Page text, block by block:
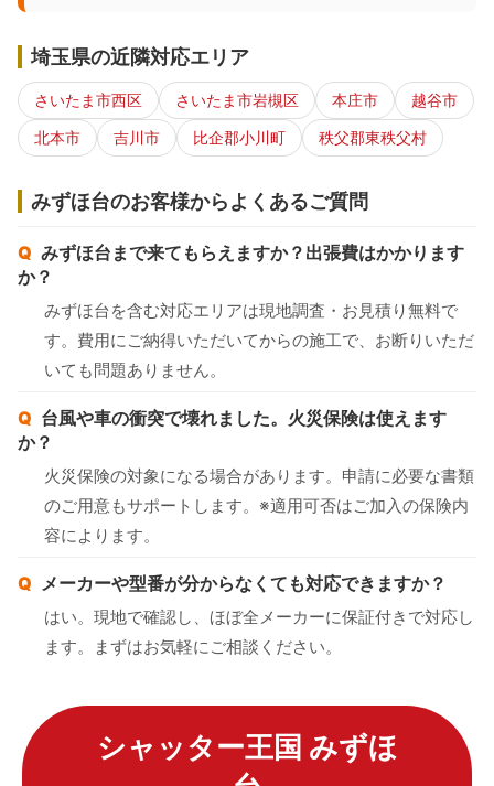
埼玉県の近隣対応エリア
さいたま市西区 さいたま市岩槻区 本庄市
越谷市
北本市
吉川市 比企郡小川町 秩父郡東秩父村
みずほ台のお客様からよくあるご質問
みずほ台まで来てもらえますか？出張費はかかります
か？
みずほ台を含む対応エリアは現地調査・お見積り無料で
す。費用にご納得いただいてからの施工で、お断りいただ
いても問題ありません。
台風や車の衝突で壊れました。火災保険は使えます
か？
火災保険の対象になる場合があります。申請に必要な書類
のご用意もサポートします。※適用可否はご加入の保険内
容によります。
メーカーや型番が分からなくても対応できますか？
はい。現地で確認し、ほぼ全メーカーに保証付きで対応し
ます。まずはお気軽にご相談ください。
シャッター王国 みずほ